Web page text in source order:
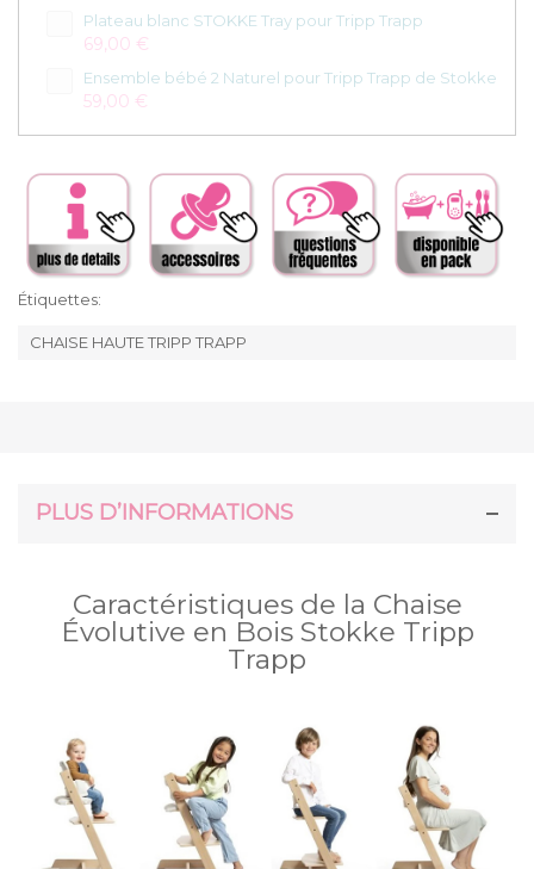
Plateau blanc STOKKE Tray pour Tripp Trapp
69,00 €
Ensemble bébé 2 Naturel pour Tripp Trapp de Stokke
59,00 €
Étiquettes:
CHAISE HAUTE TRIPP TRAPP
PLUS D’INFORMATIONS
Caractéristiques de la Chaise
Évolutive en Bois Stokke Tripp
Trapp